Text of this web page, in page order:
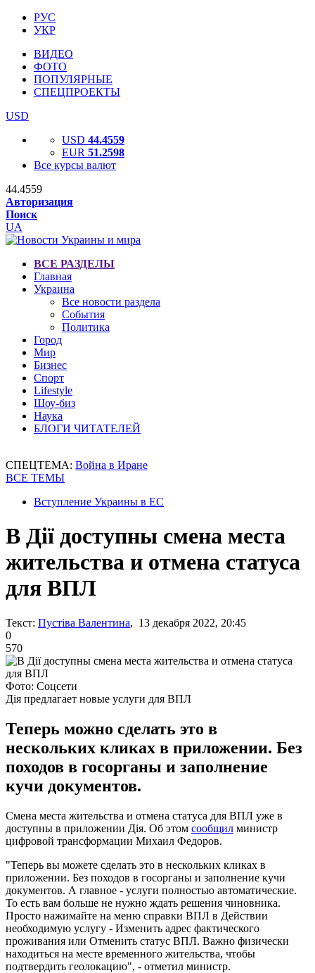
РУС
УКР
ВИДЕО
ФОТО
ПОПУЛЯРНЫЕ
СПЕЦПРОЕКТЫ
USD
USD 44.4559
EUR 51.2598
Все курсы валют
44.4559
Авторизация
Поиск
UA
ВСЕ РАЗДЕЛЫ
Главная
Украина
Все новости раздела
События
Политика
Город
Мир
Бизнес
Спорт
Lifestyle
Шоу-биз
Наука
БЛОГИ ЧИТАТЕЛЕЙ
СПЕЦТЕМА: Война в Иране
ВСЕ ТЕМЫ
Вступление Украины в ЕС
В Дії доступны смена места
жительства и отмена статуса
для ВПЛ
Текст: Пустіва Валентина, 13 декабря 2022, 20:45
0
570
Фото: Соцсети
Дія предлагает новые услуги для ВПЛ
Теперь можно сделать это в
нескольких кликах в приложении. Без
походов в госорганы и заполнение
кучи документов.
Смена места жительства и отмена статуса для ВПЛ уже в
доступны в приложении Дія. Об этом сообщил министр
цифровой трансформации Михаил Федоров.
"Теперь вы можете сделать это в нескольких кликах в
приложении. Без походов в госорганы и заполнение кучи
документов. А главное - услуги полностью автоматические.
То есть вам больше не нужно ждать решения чиновника.
Просто нажимайте на меню справки ВПЛ в Действии
необходимую услугу - Изменить адрес фактического
проживания или Отменить статус ВПЛ. Важно физически
находиться на месте временного жительства, чтобы
подтвердить геолокацию", - отметил министр.